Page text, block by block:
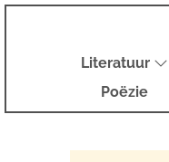
Literatuur
Poëzie